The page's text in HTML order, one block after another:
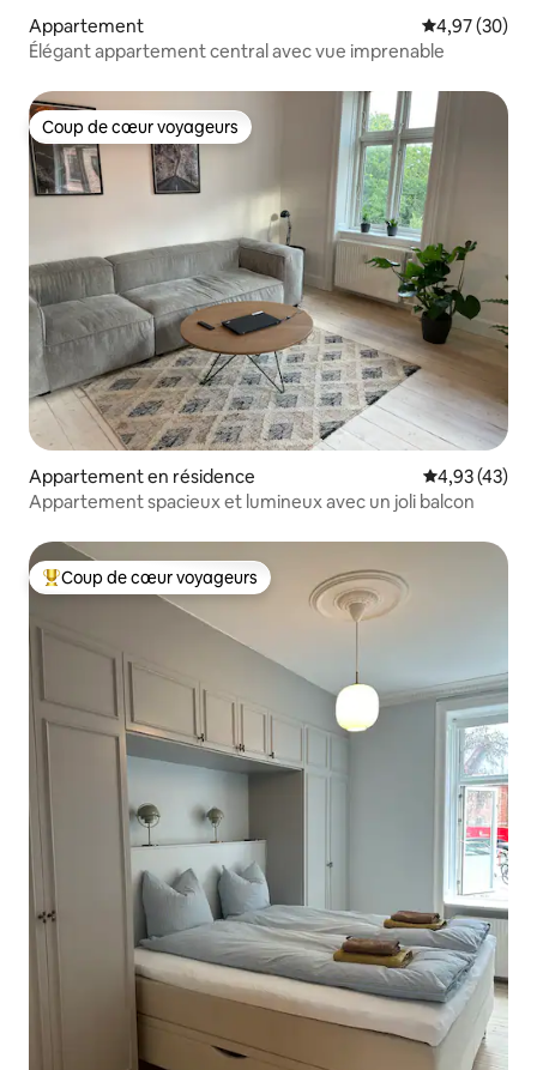
Appartement Évaluation
4,97 (30)
Élégant appartement central avec vue imprenable
Coup de cœur voyageurs
Coup de cœur voyageurs
Appartement en résidence Évaluation
4,93 (43)
Appartement spacieux et lumineux avec un joli balcon
Coups de cœur voyageurs les plus appréciés
Coup de cœur voyageurs